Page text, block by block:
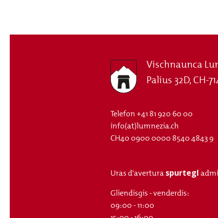
Vischnaunca
Palius 32D, CH-
Telefon+41 81 920 60 00
info(at)lumnezia.ch
CH40 0900 0000 8540 4843 9
Uras d'averturaspurtegl
Gliendisgis - venderdis:
09:00 - 11:00